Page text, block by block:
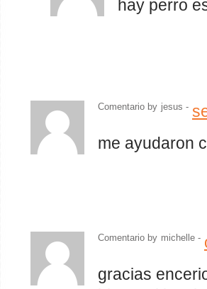
hay perro
Comentario by jesus -
me ayudaron
Comentario by michelle -
gracias